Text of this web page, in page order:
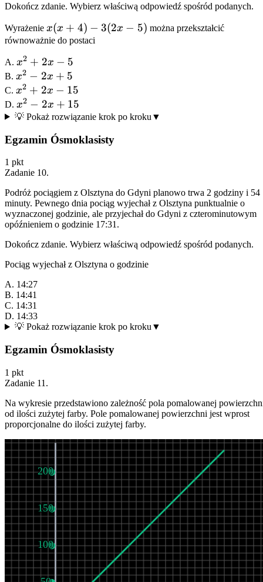
Dokończ zdanie. Wybierz właściwą odpowiedź spośród podanych.
Wyrażenie x(x
+ 4)
3(2x
- 5)
x(x + 4) − 3(2x − 5) można przekształcić
równoważnie do postaci
A. x^2
+
2x
- 5
x2 + 2x − 5
B. x^2
-
2x
+ 5
x2 − 2x + 5
C. x^2
+
2x
15
x2 + 2x − 15
D. x^2
-
+
15
x2 − 2x + 15
💡 Pokaż rozwiązanie krok po kroku ▼
Egzamin Ósmoklasisty
1 pkt
Zadanie 10.
Podróż pociągiem z Olsztyna do Gdyni planowo trwa 2 godziny i 54
minuty. Pewnego dnia pociąg wyjechał z Olsztyna punktualnie o
wyznaczonej godzinie, ale przyjechał do Gdyni z czterominutowym
opóźnieniem o godzinie 17:31.
Dokończ zdanie. Wybierz właściwą odpowiedź spośród podanych.
Pociąg wyjechał z Olsztyna o godzinie
A. 14:27
B. 14:41
C. 14:31
D. 14:33
💡 Pokaż rozwiązanie krok po kroku ▼
Egzamin Ósmoklasisty
1 pkt
Zadanie 11 .
Na wykresie przedstawiono zależność pola pomalowanej
od ilości zużytej farby. Pole pomalowanej powierzchni jest wprost
proporcjonalne do ilości zużytej farby.
100
150
200